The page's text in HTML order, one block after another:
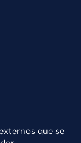
que se